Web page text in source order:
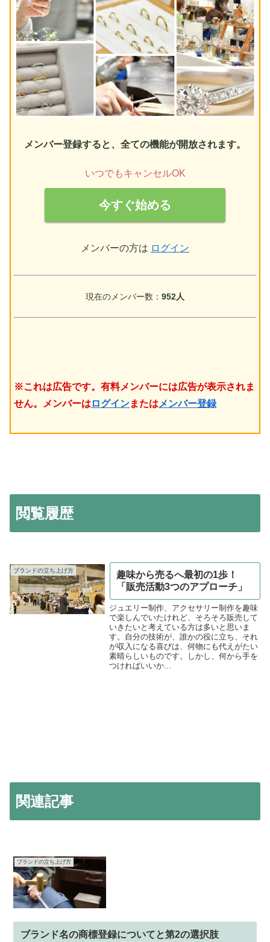
メンバー登録すると、全ての機能が開放されます。
いつでもキャンセルOK
今すぐ始める
メンバーの方は ログイン
現在のメンバー数： 952人
※これは広告です。有料メンバーには広告が表示されま
せん。メンバーは ログインまたは メンバー登録
閲覧履歴
ブランドの立ち上げ方
趣味から売るへ最初の1歩！
「販売活動3つのアプローチ」
ジュエリー制作、アクセサリー制作を趣味
で楽しんでいたけれど、そろそろ販売して
いきたいと考えている方は多いと思いま
す。自分の技術が、誰かの役に立ち、それ
が収入になる喜びは、何物にも代えがたい
素晴らしいものです。しかし、何から手を
つければいいか...
関連記事
ブランドの立ち上げ方
ブランド名の商標登録についてと第2の選択肢